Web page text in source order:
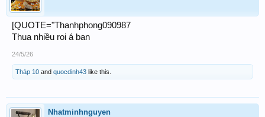
[QUOTE="Thanhphong090987
Thua nhiều roi á ban
24/5/26
Tháp 10 and quocdinh43 like this.
Nhatminhnguyen